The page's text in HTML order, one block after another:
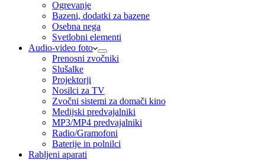
Ogrevanje
Bazeni, dodatki za bazene
Osebna nega
Svetlobni elementi
Audio-video foto
Prenosni zvočniki
Slušalke
Projektorji
Nosilci za TV
Zvočni sistemi za domači kino
Medijski predvajalniki
MP3/MP4 predvajalniki
Radio/Gramofoni
Baterije in polnilci
Rabljeni aparati